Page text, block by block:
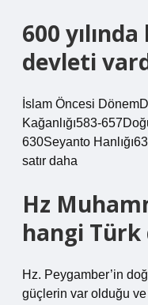
600
devleti
İslam Öncesi
Kağanlığı583-
630Seyanto
satır daha
Hz
hangi Türk
Hz. Peygamber’in
güçlerin var olduğu ve